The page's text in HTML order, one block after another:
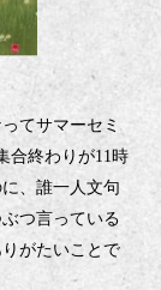
てサマーセミ
合終わりが11時
、誰一人文句
つ言っている
がたいことで